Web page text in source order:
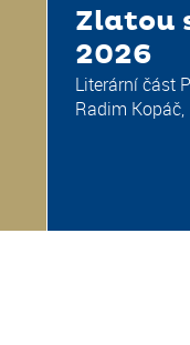
Zlatou
2026
Literární část
Radim Kopáč,